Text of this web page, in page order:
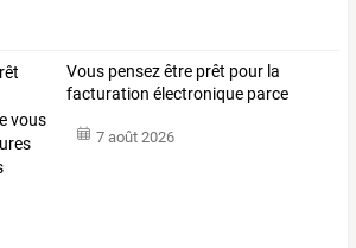
Vous pensezêtre prêt pour la
facturation électronique parce
7 août 2026